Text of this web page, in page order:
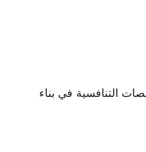
التنافسية في بناء